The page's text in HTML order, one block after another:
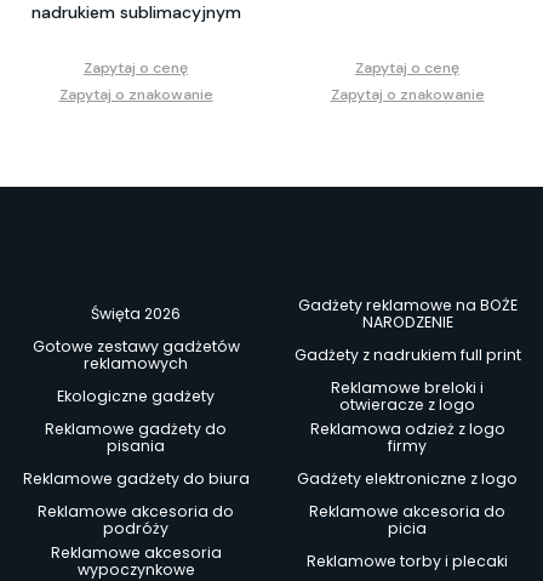
nadrukiem sublimacyjnym
Zapytaj o cenę
Zapytaj o znakowanie
Zapytaj o cenę
Zapytaj o znakowanie
Święta 2026
Gadżety reklamowe na BOŻE
NARODZENIE
Gotowe zestawy gadżetów
reklamowych
Gadżety z nadrukiem full print
Ekologiczne gadżety
Reklamowe breloki i
otwieracze z logo
Reklamowe gadżety do
pisania
Reklamowa odzież z logo
firmy
Reklamowe gadżety do biura
Gadżety elektroniczne z logo
Reklamowe akcesoria do
podróży
Reklamowe akcesoria do
picia
Reklamowe akcesoria
wypoczynkowe
Reklamowe torby i plecaki